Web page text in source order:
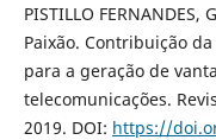
PISTILLO
Paixão. Contribuição
para a geração de
telecomunicações.
2019. DOI: https://